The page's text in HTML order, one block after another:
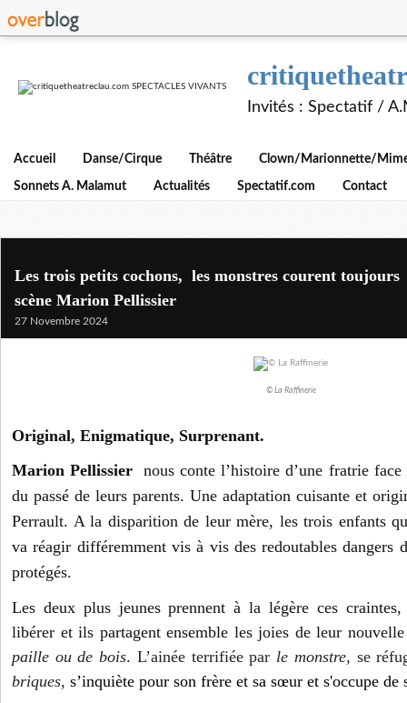
Invités : Spectatif /
Accueil Danse/Cirque Théâtre Clown/Marionnette/
Sonnets A. Malamut Actualités Spectatif.com Contact
Les trois petits cochons, les monstres courent
scène Marion Pellissier
27 Novembre 2024
© La Raffinerie
Original, Enigmatique, Surprenant.
Marion Pellissiernous conte l’histoire d’une fratrie face
du passé de leurs parents. Une adaptation cuisante et
Perrault. A la disparition de leur mère, les trois enfants
va réagir différemment vis à vis des redoutables dangers
protégés.
Les deux plus jeunes prennent à la légère ces
libérer et ils partagent ensemble les joies de leur
paille ou de bois. L’ainée terrifiée par le monstre, se
briques, s’inquiète pour son frère et sa sœur et s'occupe